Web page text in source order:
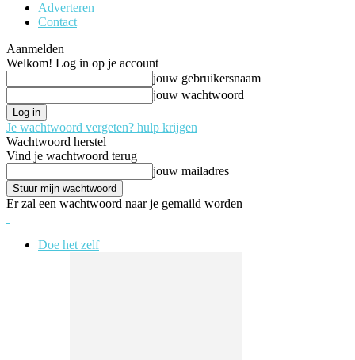
Adverteren
Contact
Aanmelden
Welkom! Log in op je account
jouw gebruikersnaam
jouw wachtwoord
Je wachtwoord vergeten? hulp krijgen
Wachtwoord herstel
Vind je wachtwoord terug
jouw mailadres
Er zal een wachtwoord naar je gemaild worden
Doe het zelf